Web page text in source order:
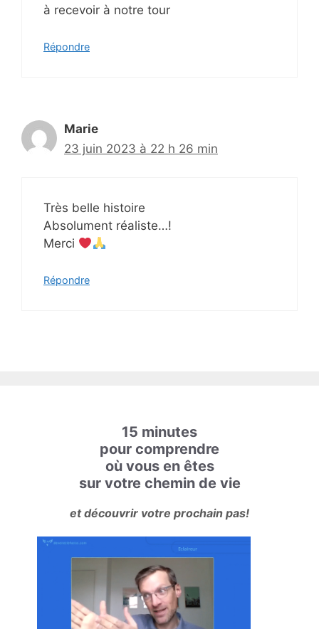
à recevoir à notre tour
Répondre
Marie
23 juin 2023 à 22 h 26 min
Très belle histoire
Absolument réaliste…!
Merci
Répondre
15 minutes
pour comprendre
où vous en êtes
sur votre chemin de vie
et découvrir votre prochain pas!